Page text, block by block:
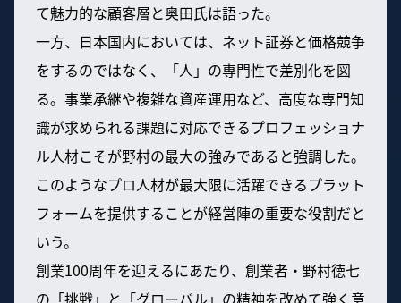
て魅力的な顧客層と奥田氏は語った。
一方、日本国内においては、ネット証券と価格競争
をするのではなく、「人」の専門性で差別化を図
る。事業承継や複雑な資産運用など、高度な専門知
識が求められる課題に対応できるプロフェッショナ
ル人材こそが野村の最大の強みであると強調した。
このようなプロ人材が最大限に活躍できるプラット
フォームを提供することが経営陣の重要な役割だと
いう。
創業100周年を迎えるにあたり、創業者・野村徳七
の「挑戦」と「グローバル」の精神を改めて強く意